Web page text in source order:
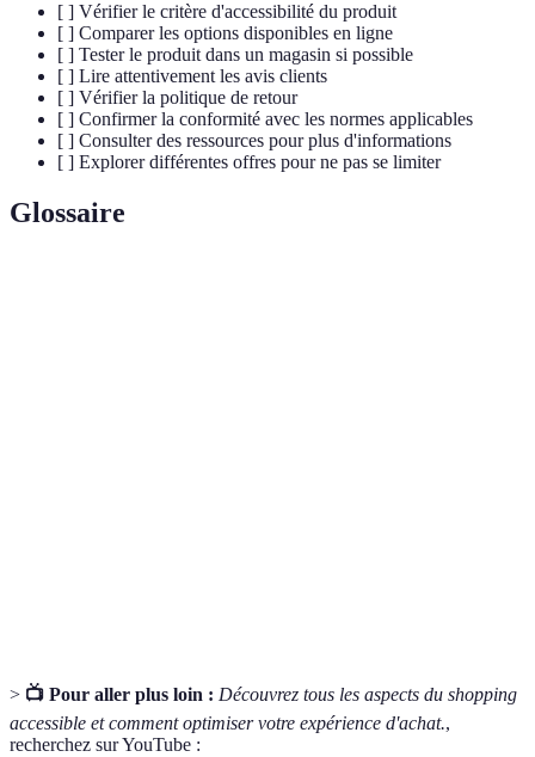
[ ] Vérifier le critère d'accessibilité du produit
[ ] Comparer les options disponibles en ligne
[ ] Tester le produit dans un magasin si possible
[ ] Lire attentivement les avis clients
[ ] Vérifier la politique de retour
[ ] Confirmer la conformité avec les normes applicables
[ ] Consulter des ressources pour plus d'informations
[ ] Explorer différentes offres pour ne pas se limiter
Glossaire
> 📺 Pour aller plus loin : Découvrez tous les aspects du shopping
accessible et comment optimiser votre expérience d'achat.,
recherchez sur YouTube :